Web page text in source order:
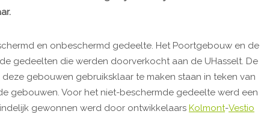
en onbeschermd gedeelte. Het Poortgebouw en de
gedeelten die werden doorverkocht aan de UHasselt. De
gebouwen gebruiksklaar te maken staan in teken van
gebouwen. Voor het niet-beschermde gedeelte werd een
gewonnen werd door ontwikkelaars Kolmont-Vestio